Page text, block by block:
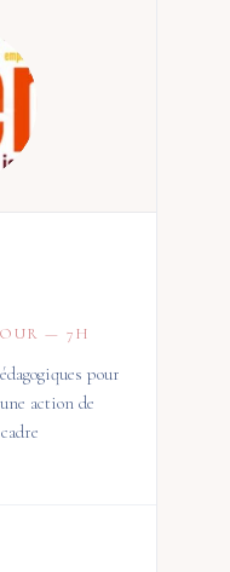
— 7H
pour
action de